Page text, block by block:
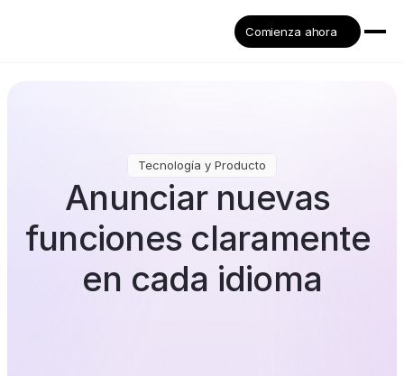
Comienza ahora
Tecnología y Producto
Anunciar nuevas
funciones claramente
en cada idioma